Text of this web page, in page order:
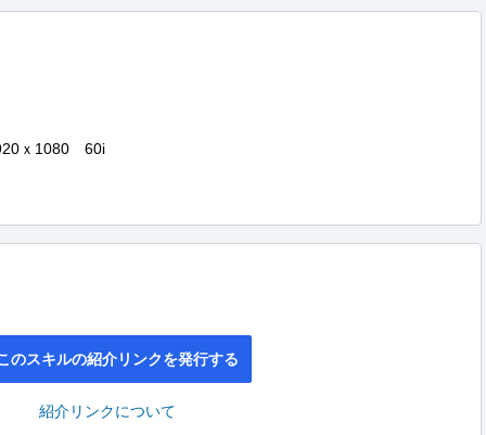
ｘ1080　60i
のスキルの紹介リンクを発行する
紹介リンクについて